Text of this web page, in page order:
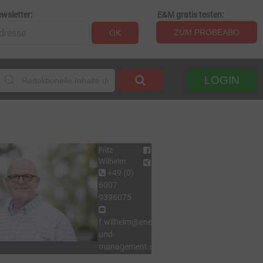
OK
E&M gratis testen:
ZUM PROBEABO
LOGIN
Fritz
Wilhelm
+49 (0)
6007
9396075
f.wilhelm@energie-
und-
management.de